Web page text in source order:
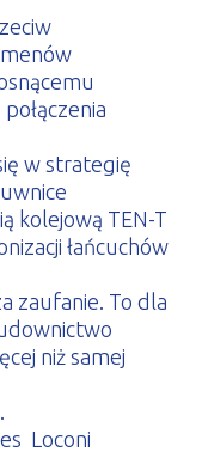
w strategię
kolejową TEN-T
łańcuchów
zaufanie. To dla
niż samej
Loconi